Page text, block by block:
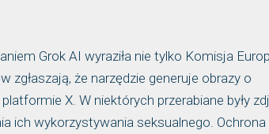
Grok AI wyraziła nie tylko Komisja
zgłaszają, że narzędzie generuje obrazy o
X. W niektórych przerabiane były
ich wykorzystywania seksualnego. Ochrona